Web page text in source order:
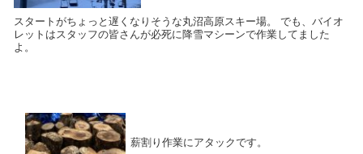
スタートがちょっと遅くなりそうな丸沼高原スキー場。 でも、バイオ
レットはスタッフの皆さんが必死に降雪マシーンで作業してました
よ。
薪割り作業にアタックです。